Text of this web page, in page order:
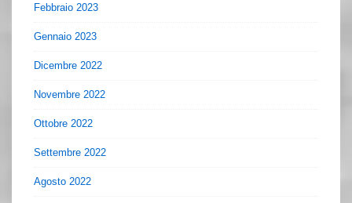
Febbraio 2023
Gennaio 2023
Dicembre 2022
Novembre 2022
Ottobre 2022
Settembre 2022
Agosto 2022